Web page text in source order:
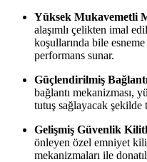
Yüksek Mukavemetli
alaşımlı çelikten imal
koşullarında bile
performans sunar.
Güçlendirilmiş
bağlantı mekanizması,
tutuş sağlayacak
Gelişmiş Güvenlik
önleyen özel emniyet
mekanizmaları ile